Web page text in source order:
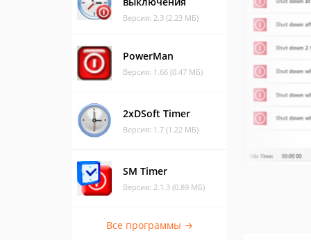
Версия: 2.3 (2.23 МБ)
PowerMan
Версия: 1.66 (0.47 МБ)
2xDSoft Timer
Версия: 1.7 (1.22 МБ)
SM Timer
Версия: 2.1.3 (0.89 МБ)
Все программы →